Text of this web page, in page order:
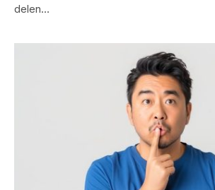
delen⁣…